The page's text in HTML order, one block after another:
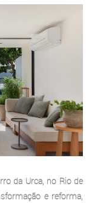
da Urca, no Rio de
e reforma,